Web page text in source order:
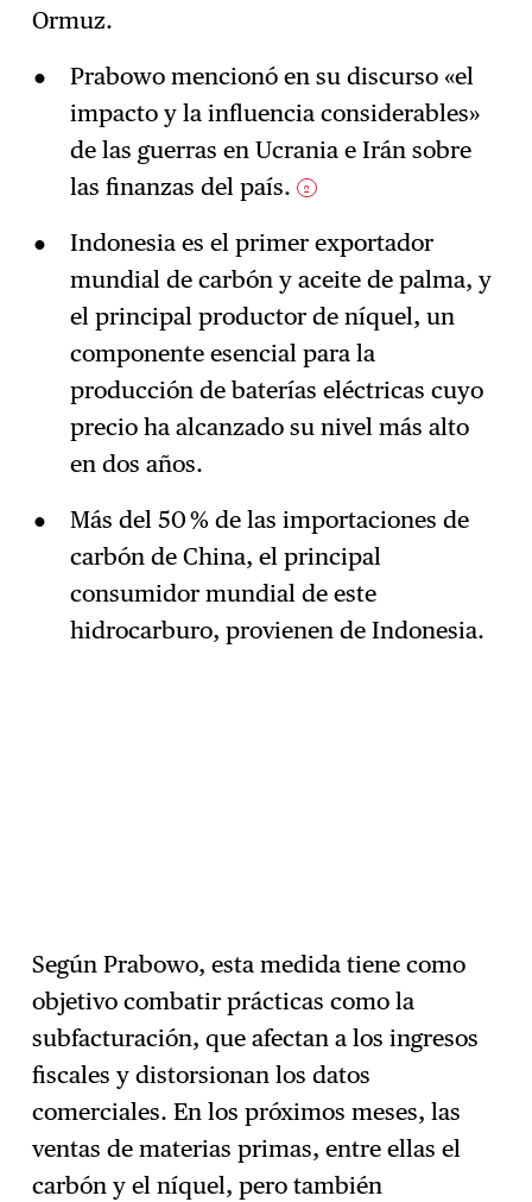
Ormuz.
Prabowo mencionó en su discurso «el
impacto y la influencia considerables»
de las guerras en Ucrania e Irán sobre
las finanzas del país.
2
Indonesia es el primer exportador
mundial de carbón y aceite de palma, y
el principal productor de níquel, un
componente esencial para la
producción de baterías eléctricas cuyo
precio ha alcanzado su nivel más alto
en dos años.
Más del 50 % de las importaciones de
carbón de China, el principal
consumidor mundial de este
hidrocarburo, provienen de Indonesia.
Según Prabowo, esta medida tiene como
objetivo combatir prácticas como la
subfacturación, que afectan a los ingresos
fiscales y distorsionan los datos
comerciales. En los próximos meses, las
ventas de materias primas, entre ellas el
carbón y el níquel, pero también